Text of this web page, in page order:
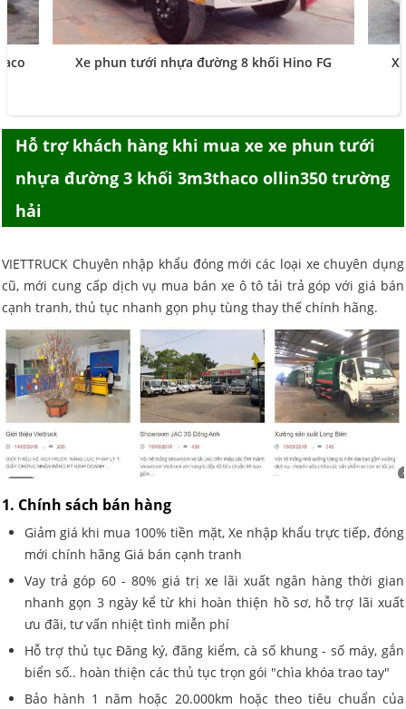
Xe phun tưới nhựa đường 8 khối Hino FG
Hỗ trợ khách hàng khi mua xe xe phun tưới
nhựa đường 3 khối 3m3thaco ollin350 trường
hải
VIETTRUCK Chuyên nhập khẩu đóng mới các loại xe chuyên dụng
cũ, mới cung cấp dịch vụ mua bán xe ô tô tải trả góp với giá bán
cạnh tranh, thủ tục nhanh gọn phụ tùng thay thế chính hãng.
1. Chính sách bán hàng
Giảm giá khi mua 100% tiền mặt, Xe nhập khẩu trực tiếp, đóng
mới chính hãng Giá bán cạnh tranh
Vay trả góp 60 - 80% giá trị xe lãi xuất ngân hàng thời gian
nhanh gọn 3 ngày kể từ khi hoàn thiện hồ sơ, hỗ trợ lãi xuất
ưu đãi, tư vấn nhiệt tình miễn phí
Hỗ trợ thủ tục Đăng ký, đăng kiểm, cà số khung - số máy, gắn
biển số.. hoàn thiện các thủ tục trọn gói "chìa khóa trao tay"
Bảo hành 1 năm hoặc 20.000km hoặc theo tiêu chuẩn của